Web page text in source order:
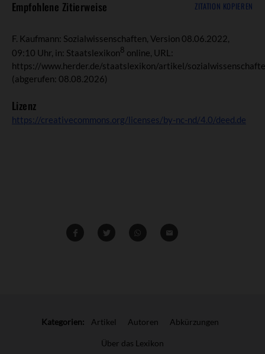
Empfohlene Zitierweise ZITATION KOPIEREN
F. Kaufmann: Sozialwissenschaften, Version 08.06.2022,
09:10 Uhr, in: Staatslexikon8 online, URL:
https://www.herder.de/staatslexikon/artikel/
(abgerufen: 08.08.2026)
Lizenz
https://creativecommons.org/licenses/by-nc-nd/4.0/deed.de
InfosKategorien: Artikel Autoren Abkürzungen
Über das Lexikon